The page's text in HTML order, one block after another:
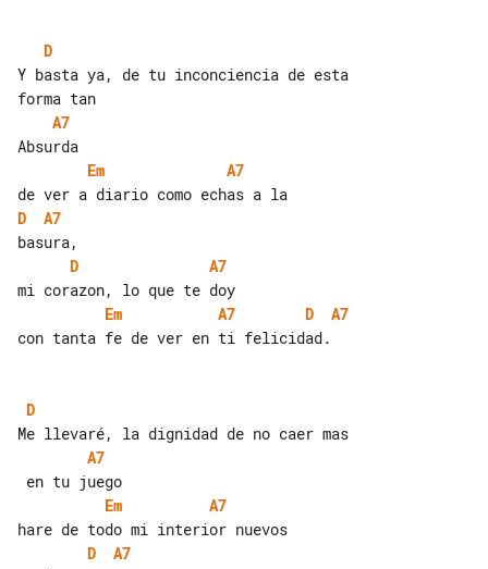
D
Y basta ya, de tu inconciencia de esta
A7
Em
A7
D
A7
D
A7
Em
A7 D
A7
con tanta fe de ver en ti felicidad.
D
A7
Em
A7
D
A7